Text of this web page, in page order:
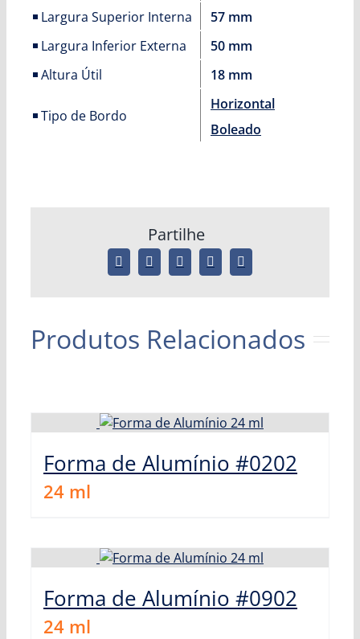
Largura Superior Interna
57 mm
Largura Inferior Externa
50 mm
Altura Útil
18 mm
Tipo de Bordo
Horizontal
Boleado
Partilhe
Produtos Relacionados
Forma de Alumínio #0202
24ml
Forma de Alumínio #0902
24ml